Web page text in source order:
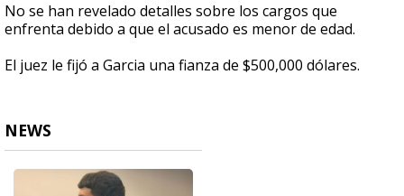
No se han revelado detalles sobre los cargos que
enfrenta debido a que el acusado es menor de edad.
El juez le fijó a Garcia una fianza de $500,000 dólares.
NEWS